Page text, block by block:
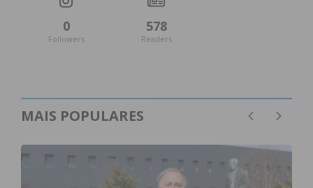
0
Followers
578
Readers
MAIS POPULARES